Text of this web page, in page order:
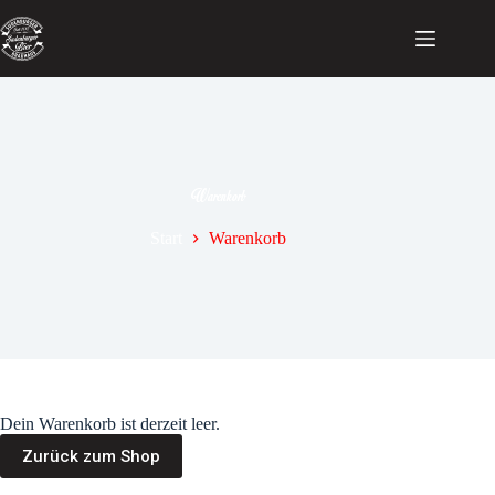
Inhalt
springen
Warenkorb
Dein Warenkorb ist derzeit leer.
Zurück zum Shop